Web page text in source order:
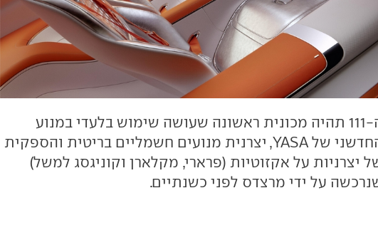
ה-111 תהיה מכונית ראשונה שעושה שימוש בלעדי במנוע
של YASA, יצרנית מנועים חשמליים בריטית והספקית
יצרניות על אקזוטיות (פרארי, מקלארן וקוניגסג למשל)
על ידי מרצדס לפני כשנתיים.